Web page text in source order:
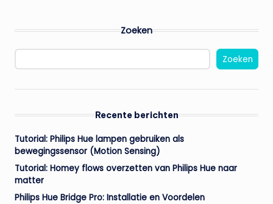
Zoeken
Zoeken
Recente berichten
Tutorial: Philips Hue lampen gebruiken als
bewegingssensor (Motion Sensing)
Tutorial: Homey flows overzetten van Philips Hue naar
matter
Philips Hue Bridge Pro: Installatie en Voordelen